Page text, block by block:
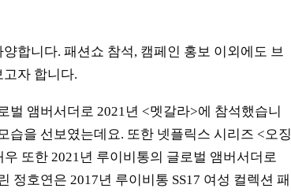
합니다. 패션쇼 참석, 캠페인 홍보 이외에도 브
자 합니다.
벌 앰버서더로 2021년 <멧갈라>에 참석했습니
습을 선보였는데요. 또한 넷플릭스 시리즈 <오징
또한 2021년 루이비통의 글로벌 앰버서더로
정호연은 2017년 루이비통 SS17 여성 컬렉션 패